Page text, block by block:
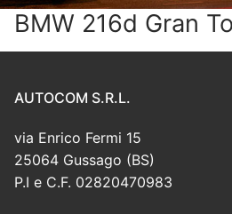
BMW 216d Gran
AUTOCOM S.R.L.
via Enrico Fermi 15
25064 Gussago (BS)
P.I e C.F. 02820470983